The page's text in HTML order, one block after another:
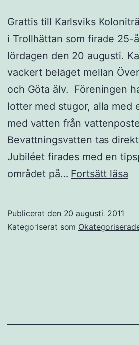
Grattis till Karlsviks
i Trollhättan som firade 25-
lördagen den 20 augusti.
vackert beläget mellan
och Göta älv. Föreningen
lotter med stugor, alla med
med vatten från
Bevattningsvatten tas
Jubiléet firades med en
området på… Fortsätt läsa
Publicerat den 20 augusti, 2011
Kategoriserat som